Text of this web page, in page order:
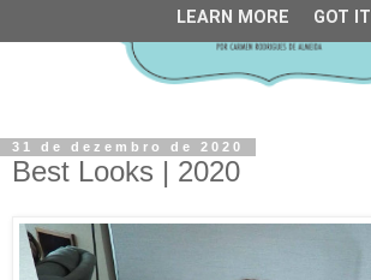
31 de dezembro de 2020
Best Looks | 2020
LEARN MORE GOT IT